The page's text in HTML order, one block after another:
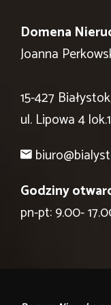
Domena
Joanna
15-427
ul. Lipowa 4
Godziny
pn-pt: 9.00-